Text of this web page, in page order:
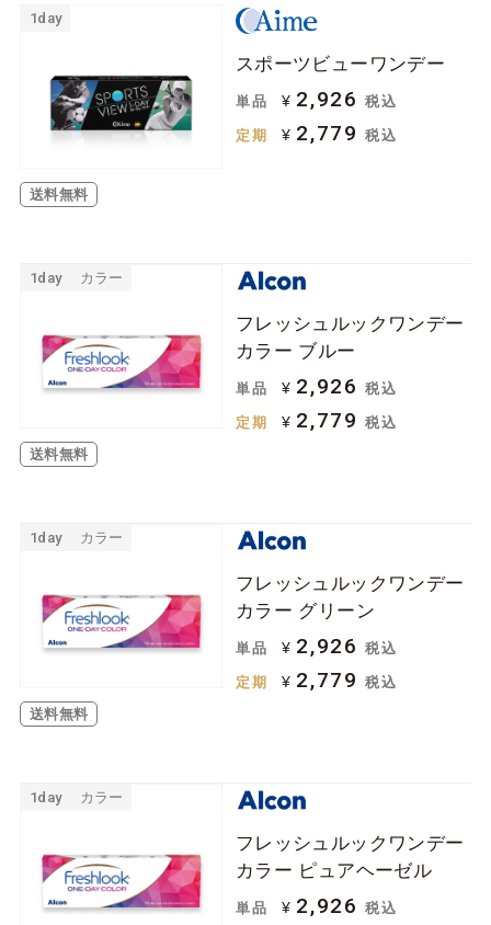
ブランド・メーカー
ソン
ボシュロム
クーパービジョン
シード
ロート
ソフトコンタクトレ
ハードコンタクトレ
ンズ用
その他関連用品
1day
送料無料
スポーツビューワンデー
単品 ¥ 2,926 税込
定期 ¥ 2,779 税込
1day カラー
送料無料
フレッシュルックワンデー
カラー ブルー
単品 ¥ 2,926 税込
定期 ¥ 2,779 税込
1day カラー
送料無料
フレッシュルックワンデー
カラー グリーン
単品 ¥ 2,926 税込
定期 ¥ 2,779 税込
1day カラー
フレッシュルックワンデー
カラー ピュアヘーゼル
単品 ¥ 2,926 税込